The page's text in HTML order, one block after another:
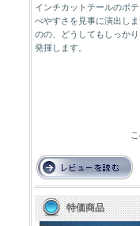
インチカットテールのポ
べやすさを見事に演出し
のの、どうしてもしっか
発揮します。
特価商品